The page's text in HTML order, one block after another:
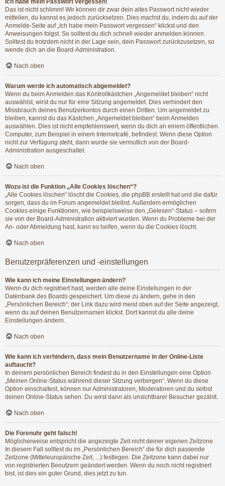
Das ist nicht schlimm! Wir können dir zwar dein altes Passwort nicht wieder
mitteilen, du kannst es jedoch zurücksetzen. Dies machst du, indem du auf der
Anmelde-Seite auf „Ich habe mein Passwort vergessen“ klickst und den
Anweisungen folgst. So solltest du dich schnell wieder anmelden können.
Solltest du trotzdem nicht in der Lage sein, dein Passwort zurückzusetzen, so
wende dich an die Board-Administration.
Nach oben
Warum werde ich automatisch abgemeldet?
Wenn du beim Anmelden das Kontrollkästchen „Angemeldet bleiben“ nicht
auswählst, wirst du nur für eine Sitzung angemeldet. Dies verhindert den
Missbrauch deines Benutzerkontos durch einen Dritten. Um angemeldet zu
bleiben, kannst du das Kästchen „Angemeldet bleiben“ beim Anmelden
auswählen. Dies ist nicht empfehlenswert, wenn du dich an einem öffentlichen
Computer, zum Beispiel in einem Internetcafé, befindest. Wenn diese Option
nicht zur Verfügung steht, dann wurde sie vermutlich von der Board-
Administration ausgeschaltet.
Nach oben
Wozu ist die Funktion „Alle Cookies löschen“?
„Alle Cookies löschen“ löscht die Cookies, die phpBB erstellt hat und die dafür
sorgen, dass du im Forum angemeldet bleibst. Außerdem ermöglichen
Cookies einige Funktionen, wie beispielsweise den „Gelesen“-Status – sofern
sie von der Board-Administration aktiviert wurden. Wenn du Probleme bei der
An- oder Abmeldung hast, kann es helfen, wenn du die Cookies löscht.
Nach oben
Benutzerpräferenzen und -einstellungen
Wie kann ich meine Einstellungen ändern?
Wenn du dich registriert hast, werden alle deine Einstellungen in der
Datenbank des Boards gespeichert. Um diese zu ändern, gehe in den
„Persönlichen Bereich“; der Link dazu wird meist oben auf der Seite angezeigt,
wenn du auf deinen Benutzernamen klickst. Dort kannst du alle deine
Einstellungen ändern.
Nach oben
Wie kann ich verhindern, dass mein Benutzername in der Online-Liste
auftaucht?
In deinem persönlichen Bereich findest du in den Einstellungen eine Option
„Meinen Online-Status während dieser Sitzung verbergen“. Wenn du diese
Option einschaltest, können nur Administratoren, Moderatoren und du selbst
deinen Online-Status sehen. Du wirst dann als unsichtbarer Besucher gezählt.
Nach oben
Die Forenuhr geht falsch!
Möglicherweise entspricht die angezeigte Zeit nicht deiner eigenen Zeitzone.
In diesem Fall solltest du im „Persönlichen Bereich“ die für dich passende
Zeitzone (Mitteleuropäische Zeit, ...) festlegen. Die Zeitzone kann dabei nur
von registrierten Benutzern geändert werden. Wenn du noch nicht registriert
bist, ist dies ein guter Grund, dies jetzt zu tun.